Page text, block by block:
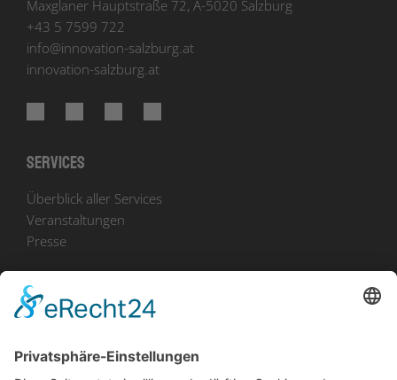
Maxglaner Hauptstraße 72, A-5020 Salzburg
+43 5 7599 722
info@innovation-salzburg.at
innovation-salzburg.at
Services
Überblick aller Services
Veranstaltungen
Presse
Bekanntmachungen
Ausschreibungen